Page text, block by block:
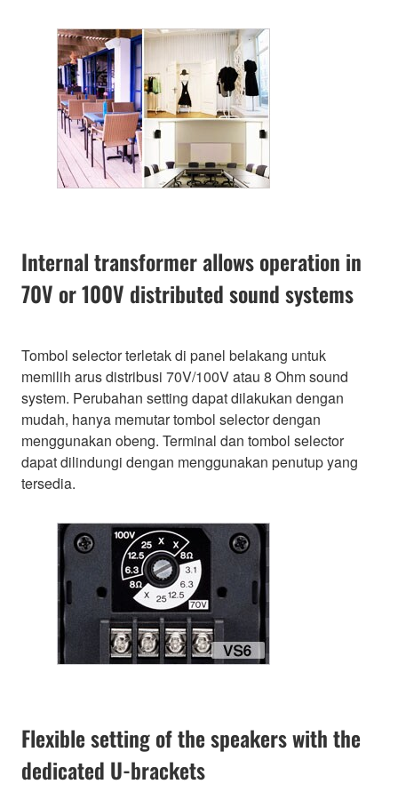
Internal transformer allows operation in
70V or 100V distributed sound systems
Tombol selector terletak di panel belakang untuk
memilih arus distribusi 70V/100V atau 8 Ohm sound
system. Perubahan setting dapat dilakukan dengan
mudah, hanya memutar tombol selector dengan
menggunakan obeng. Terminal dan tombol selector
dapat dilindungi dengan menggunakan penutup yang
tersedia.
Flexible setting of the speakers with the
dedicated U-brackets